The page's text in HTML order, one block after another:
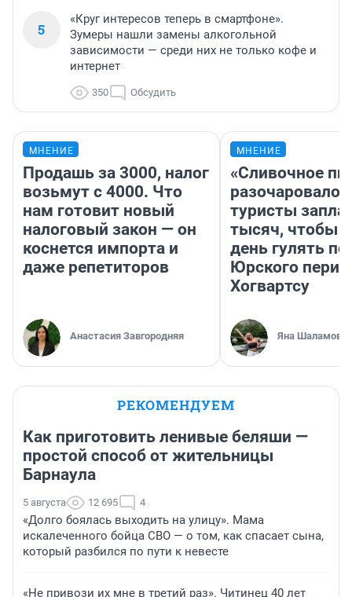
5
«Круг интересов теперь в смартфоне».
Зумеры нашли замены алкогольной
зависимости — среди них не только кофе и
интернет
350 Обсудить
МНЕНИЕ
Продашь за 3000, налог
возьмут с 4000. Что
нам готовит новый
налоговый закон — он
коснется импорта и
даже репетиторов
Анастасия Завгородняя
МНЕНИЕ
«Сливочное
разочаровало»:
туристы
тысяч, чтобы
день гулять по
Юрского
Хогвартсу
Яна Шаламова
РЕКОМЕНДУЕМ
Как приготовить ленивые беляши —
простой способ от жительницы
Барнаула
5 августа 12 695 4
«Долго боялась выходить на улицу». Мама
искалеченного бойца СВО — о том, как спасает сына,
который разбился по пути к невесте
«Не привози их мне в третий раз». Читинец 40 лет